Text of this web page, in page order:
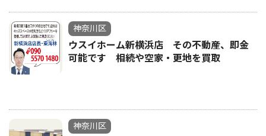
神奈川区
ウスイホーム新横浜店 その不動産、即金
可能です 相続や空家・更地を買取
神奈川区